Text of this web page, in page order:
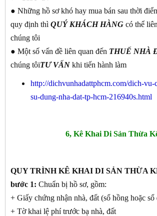
● Những hồ sơ khó hay mua bán sau thời
quy định thì QUÝ KHÁCH HÀNG có thể
chúng tôi
● Một số vấn đề liên quan đến THUẾ NHÀ
chúng tôiTƯVẤN khi tiến hành làm
http://dichvunhadattphcm.com/dich-
su-dung-nha-dat-tp-hcm-216940s.html
6, Kê Khai Di Sản Thừa
QUY TRÌNH KÊ KHAI DI SẢN THỪA
bước 1: Chuẩn bị hồ sơ, gồm:
+ Giấy chứng nhận nhà, đất (sổ hồng hoặc sổ
+ Tờ khai lệ phí trước bạ nhà, đất